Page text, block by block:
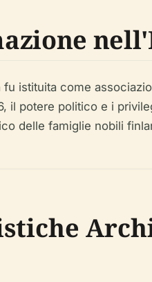
fu istituita come
il potere politico e i
delle famiglie nobili